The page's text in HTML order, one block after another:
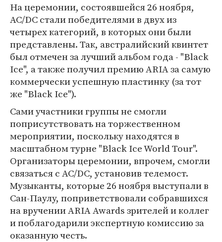
На церемонии, состоявшейся 26 ноября,
AC/DC стали победителями в двух из
четырех категорий, в которых они были
представлены. Так, австралийский квинтет
был отмечен за лучший альбом года - "Black
Ice", а также получил премию ARIA за самую
коммерчески успешную пластинку (за тот
же "Black Ice").
Сами участники группы не смогли
поприсутствовать на торжественном
мероприятии, поскольку находятся в
масштабном турне "Black Ice World Tour".
Организаторы церемонии, впрочем, смогли
связаться с AC/DC, установив телемост.
Музыканты, которые 26 ноября выступали в
Сан-Паулу, поприветствовали собравшихся
на вручении ARIA Awards зрителей и коллег
и поблагодарили экспертную комиссию за
оказанную честь.